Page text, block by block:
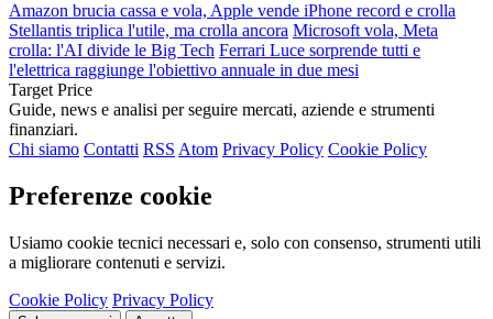
Amazon brucia cassa e vola, Apple vende iPhone record e crolla
Stellantis triplica l'utile, ma crolla ancora Microsoft vola, Meta
crolla: l'AI divide le Big Tech Ferrari Luce sorprende tutti e
l'elettrica raggiunge l'obiettivo annuale in due mesi
Target Price
Guide, news e analisi per seguire mercati, aziende e strumenti
finanziari.
Chi siamo Contatti RSS Atom Privacy Policy Cookie Policy
Preferenze cookie
Usiamo cookie tecnici necessari e, solo con consenso, strumenti utili
a migliorare contenuti e servizi.
Cookie Policy Privacy Policy